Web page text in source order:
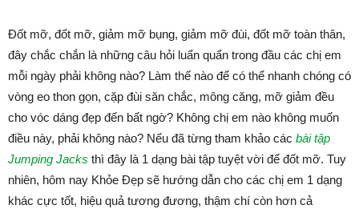
Đốt mỡ, đốt mỡ, giảm mỡ bụng, giảm mỡ đùi, đốt mỡ toàn thân,
đây chắc chắn là những câu hỏi luẩn quẩn trong đầu các chị em
mỗi ngày phải không nào? Làm thế nào để có thể nhanh chóng có
vòng eo thon gọn, cặp đùi săn chắc, mông căng, mỡ giảm đều
cho vóc dáng đẹp đến bất ngờ? Không chị em nào không muốn
điều này, phải không nào? Nếu đã từng tham khảo các bài tập
Jumping Jacks thì đây là 1 dạng bài tập tuyệt vời để đốt mỡ. Tuy
nhiên, hôm nay Khỏe Đẹp sẽ hướng dẫn cho các chị em 1 dạng
khác cực tốt, hiệu quả tương đương, thậm chí còn hơn cả